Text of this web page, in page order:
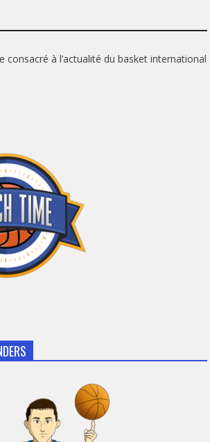
consacré à l’actualité du basket international